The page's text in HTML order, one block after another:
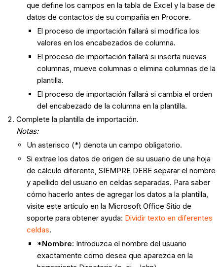
que define los campos en la tabla de Excel y la base de
datos de contactos de su compañía en Procore.
El proceso de importación fallará si modifica los
valores en los encabezados de columna.
El proceso de importación fallará si inserta nuevas
columnas, mueve columnas o elimina columnas de la
plantilla.
El proceso de importación fallará si cambia el orden
del encabezado de la columna en la plantilla.
Complete la plantilla de importación.
Notas:
Un asterisco (*) denota un campo obligatorio.
Si extrae los datos de origen de su usuario de una hoja
de cálculo diferente, SIEMPRE DEBE separar el nombre
y apellido del usuario en celdas separadas. Para saber
cómo hacerlo antes de agregar los datos a la plantilla,
visite este artículo en la Microsoft Office Sitio de
soporte para obtener ayuda: Dividir texto en diferentes
celdas.
*Nombre: Introduzca el nombre del usuario
exactamente como desea que aparezca en la